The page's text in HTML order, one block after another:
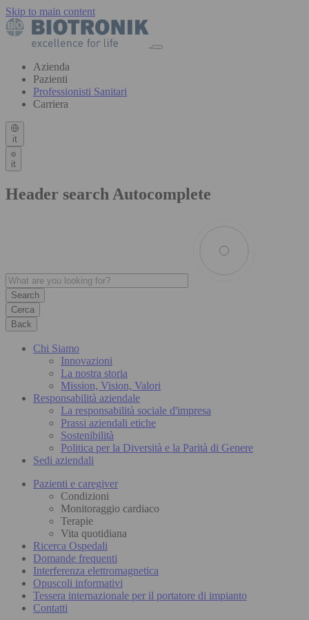
Skip to main content
Azienda
Pazienti
Professionisti Sanitari
Carriera
it
it
Header search Autocomplete
Cerca
Back
Chi Siamo
Innovazioni
La nostra storia
Mission, Vision, Valori
Responsabilità aziendale
La responsabilità sociale d'impresa
Prassi aziendali etiche
Sostenibilità
Politica per la Diversità e la Parità di Genere
Sedi aziendali
Pazienti e caregiver
Condizioni
Monitoraggio cardiaco
Terapie
Vita quotidiana
Ricerca Ospedali
Domande frequenti
Interferenza elettromagnetica
Opuscoli informativi
Tessera internazionale per il portatore di impianto
Contatti